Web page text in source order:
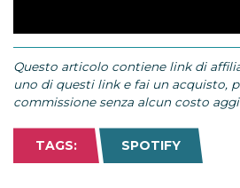
Questo articolo contiene link di
uno di questi link e fai un acquisto,
commissione senza alcun costo
TAGS: SPOTIFY